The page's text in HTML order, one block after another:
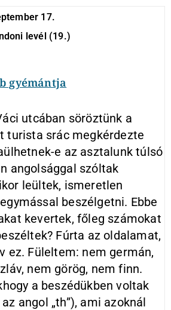
17.
levél (19.)
gyémántja
utcában söröztünk a
turista srác megkérdezte
e az asztalunk túlsó
angolsággal szóltak
leültek, ismeretlen
beszélgetni. Ebbe
kevertek, főleg számokat
Fúrta az oldalamat,
ez. Füleltem: nem germán,
nem görög, nem finn.
a beszédükben voltak
angol „th”), ami azoknál